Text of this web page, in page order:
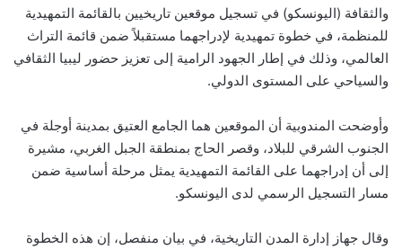
والثقافة (اليونسكو) في تسجيل موقعين تاريخيين بالقائمة التمهيدية
للمنظمة، في خطوة تمهيدية لإدراجهما مستقبلاً ضمن قائمة التراث
العالمي، وذلك في إطار الجهود الرامية إلى تعزيز حضور ليبيا الثقافي
والسياحي على المستوى الدولي.
وأوضحت المندوبية أن الموقعين هما الجامع العتيق بمدينة أوجلة في
الجنوب الشرقي للبلاد، وقصر الحاج بمنطقة الجبل الغربي، مشيرة
إلى أن إدراجهما على القائمة التمهيدية يمثل مرحلة أساسية ضمن
مسار التسجيل الرسمي لدى اليونسكو.
وقال جهاز إدارة المدن التاريخية، في بيان منفصل، إن هذه الخطوة